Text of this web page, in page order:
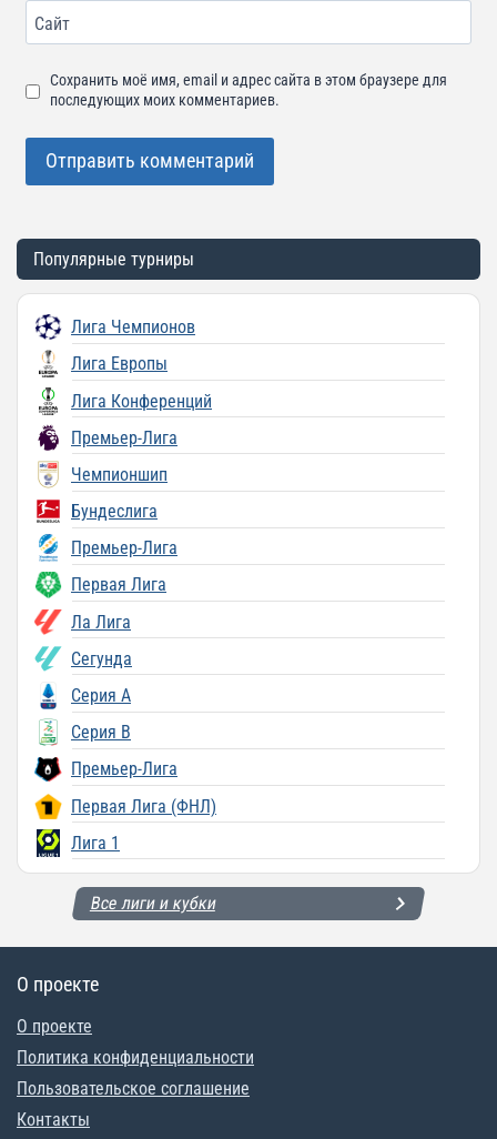
Сайт
Сохранить моё имя, email и адрес сайта в этом браузере для
последующих моих комментариев.
Популярные турниры
Лига Чемпионов
Лига Европы
Лига Конференций
Премьер-Лига
Чемпионшип
Бундеслига
Премьер-Лига
Первая Лига
Ла Лига
Сегунда
Серия A
Серия B
Премьер-Лига
Первая Лига (ФНЛ)
Лига 1
Все лиги и кубки
О проекте
О проекте
Политика конфиденциальности
Пользовательское соглашение
Контакты